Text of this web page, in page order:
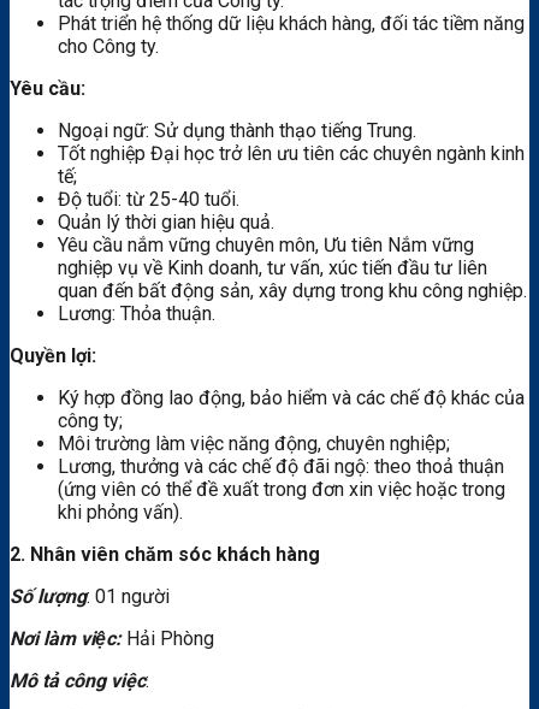
Phát triển hệ thống dữ liệu khách hàng, đối tác tiềm năng
cho Công ty.
Yêu cầu:
Ngoại ngữ: Sử dụng thành thạo tiếng Trung.
Tốt nghiệp Đại học trở lên ưu tiên các chuyên ngành kinh
tế;
Độ tuổi: từ 25-40 tuổi.
Quản lý thời gian hiệu quả.
Yêu cầu nắm vững chuyên môn, Ưu tiên Nắm vững
nghiệp vụ về Kinh doanh, tư vấn, xúc tiến đầu tư liên
quan đến bất động sản, xây dựng trong khu công nghiệp.
Lương: Thỏa thuận.
Quyền lợi:
Ký hợp đồng lao động, bảo hiểm và các chế độ khác của
công ty;
Môi trường làm việc năng động, chuyên nghiệp;
Lương, thưởng và các chế độ đãi ngộ: theo thoả thuận
(ứng viên có thể đề xuất trong đơn xin việc hoặc trong
khi phỏng vấn).
2. Nhân viên chăm sóc khách hàng
Số lượng: 01 người
Nơi làm việc:Hải Phòng
Mô tả công việc: